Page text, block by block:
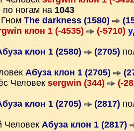
по ногам на 1043
The darkness (1580)
клон 1 (-4535) (-5710)
клон 1 (2580) (2705)
Абуза клон 1 (2705)
Человек sergwin (344)
(-
клон 1 (2705) (2817)
Человек Абуза клон 1 (2817)